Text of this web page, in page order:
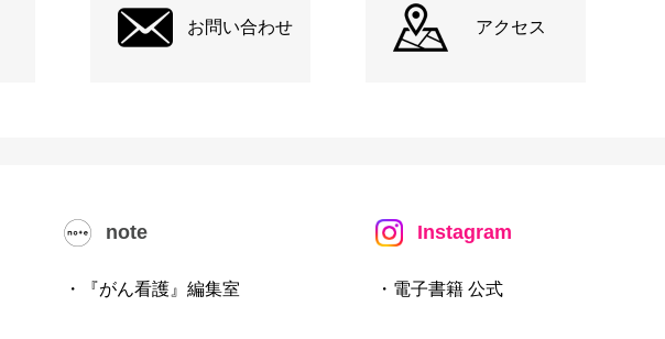
お問い合わせ アクセス
note
・『がん看護』編集室
Instagram
・電子書籍 公式